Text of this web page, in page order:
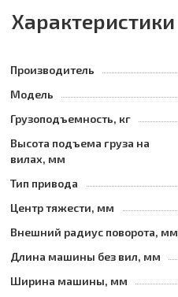
Характеристики
Производитель
Модель
Грузоподъемность, кг
Высота подъема груза на
вилах, мм
Тип привода
Центр тяжести, мм
Внешний радиус поворота, мм
Длина машины без вил, мм
Ширина машины, мм